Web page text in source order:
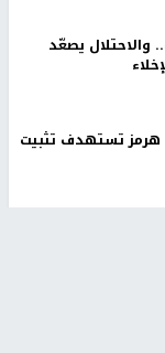
يصعّد
هرمز تستهدف تثبيت